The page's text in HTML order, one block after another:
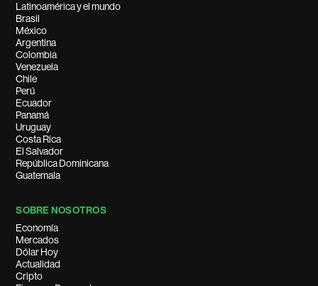
Latinoamérica y el mundo
Brasil
México
Argentina
Colombia
Venezuela
Chile
Perú
Ecuador
Panamá
Uruguay
Costa Rica
El Salvador
República Dominicana
Guatemala
SOBRE NOSOTROS
Economía
Mercados
Dólar Hoy
Actualidad
Cripto